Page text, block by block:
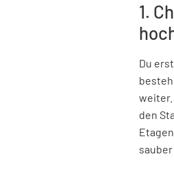
1.
Du
weiter.
den